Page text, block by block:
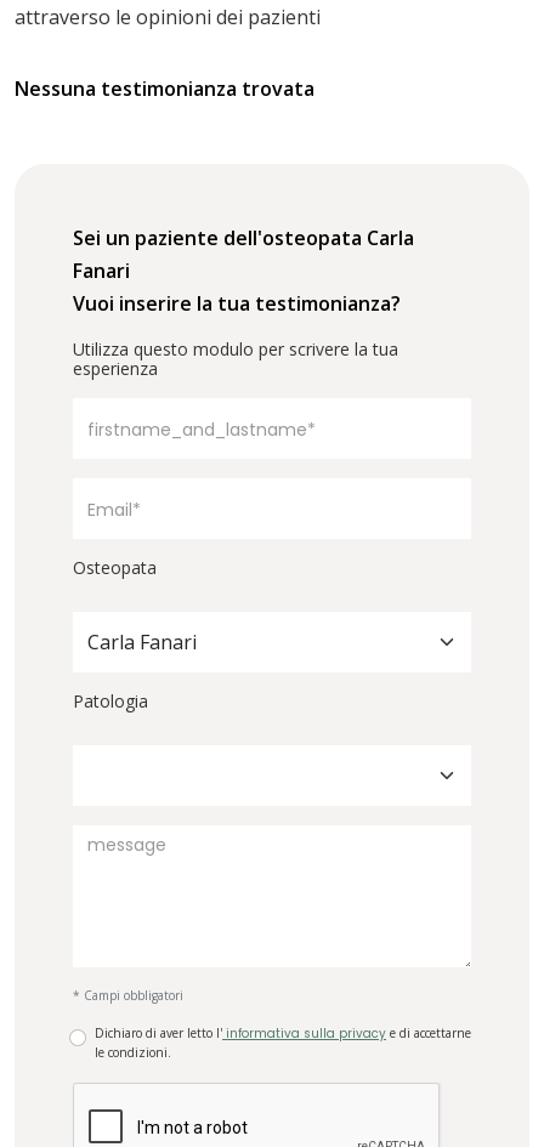
attraverso le opinioni dei pazienti
Nessuna testimonianza trovata
Sei un paziente dell'osteopata Carla
Fanari
Vuoi inserire la tua testimonianza?
Utilizza questo modulo per scrivere la tua
esperienza
Osteopata
Carla Fanari
Patologia
* Campi obbligatori
Dichiaro di aver letto l' informativa sulla privacy e di accettarne
le condizioni.